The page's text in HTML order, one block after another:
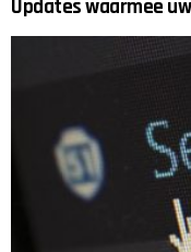
Updates waarmee